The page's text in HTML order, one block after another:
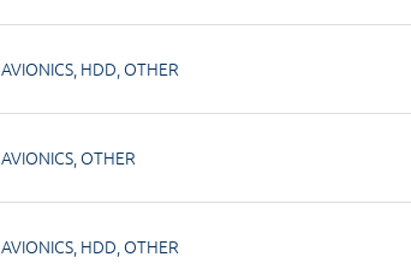
AVIONICS, HDD, OTHER
AVIONICS, OTHER
AVIONICS, HDD, OTHER